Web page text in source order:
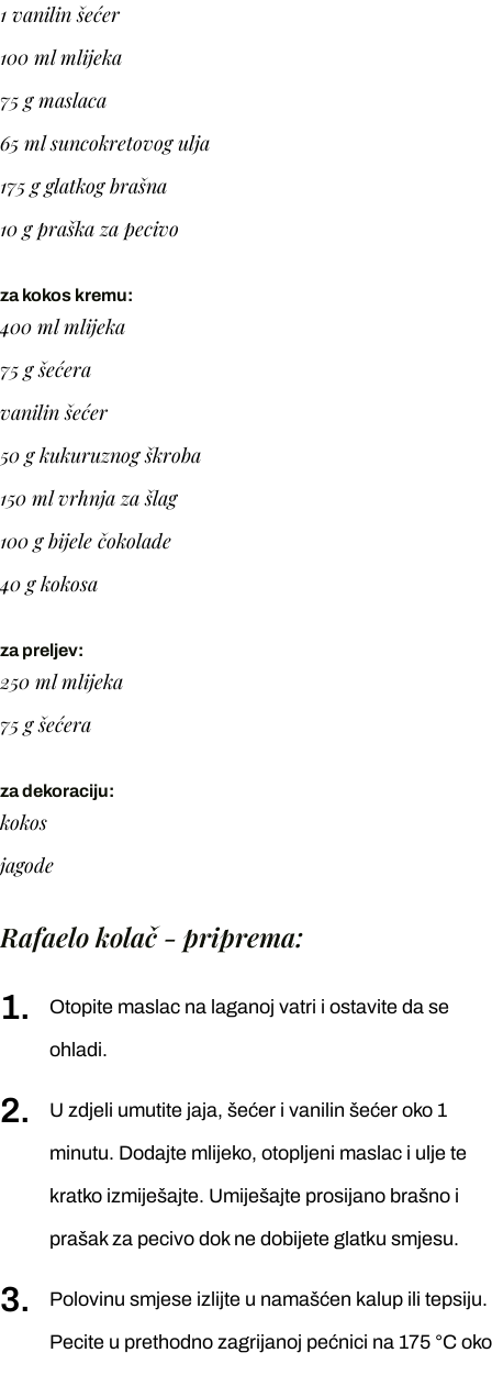
1 vanilin šećer
100 ml mlijeka
75 g maslaca
65 ml suncokretovog ulja
175 g glatkog brašna
10 g praška za pecivo
za kokos kremu:
400 ml mlijeka
75 g šećera
vanilin šećer
50 g kukuruznog škroba
150 ml vrhnja za šlag
100 g bijele čokolade
40 g kokosa
za preljev:
250 ml mlijeka
75 g šećera
za dekoraciju:
kokos
jagode
Rafaelo kolač - priprema:
Otopite maslac na laganoj vatri i ostavite da se
ohladi.
U zdjeli umutite jaja, šećer i vanilin šećer oko 1
minutu. Dodajte mlijeko, otopljeni maslac i ulje te
kratko izmiješajte. Umiješajte prosijano brašno i
prašak za pecivo dok ne dobijete glatku smjesu.
Polovinu smjese izlijte u namašćen kalup ili tepsiju.
Pecite u prethodno zagrijanoj pećnici na 175 °C oko